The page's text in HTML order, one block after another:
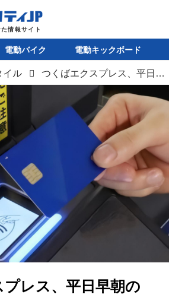
電動バイク 電動キックボード
イル つくばエクスプレス、平日早朝の「タッチ決済乗車」で割引キャンペーンを開始。オフピーク通勤促進施策として7月末まで実施
レス、平日早朝の